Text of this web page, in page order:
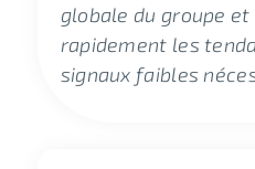
globale du groupe et
rapidement les
signaux faibles